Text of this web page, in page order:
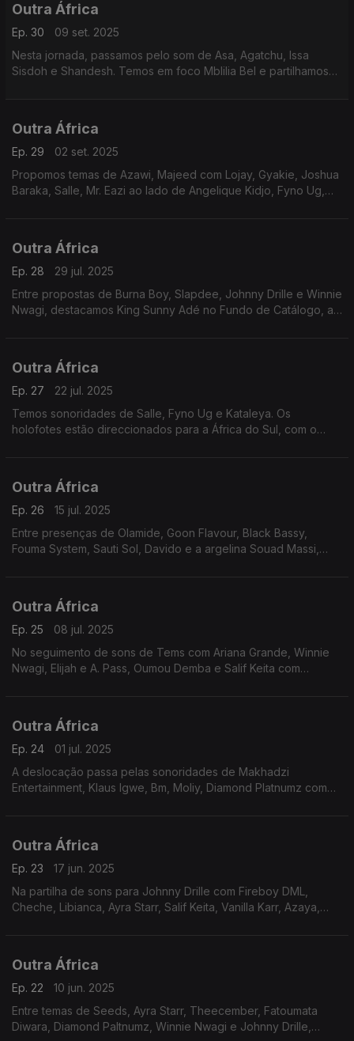
Outra África
Ep. 30
09 set. 2025
Nesta jornada, passamos pelo som de Asa, Agatchu, Issa
Sisdoh e Shandesh. Temos em foco Mblilia Bel e partilhamos
Outra África
Ep. 29
02 set. 2025
Propomos temas de Azawi, Majeed com Lojay, Gyakie, Joshua
Baraka, Salle, Mr. Eazi ao lado de Angelique Kidjo, Fyno Ug,
Outra África
Ep. 28
29 jul. 2025
Entre propostas de Burna Boy, Slapdee, Johnny Drille e Winnie
Nwagi, destacamos King Sunny Adé no Fundo de Catálogo, a
Outra África
Ep. 27
22 jul. 2025
Temos sonoridades de Salle, Fyno Ug e Kataleya. Os
holofotes estão direccionados para a África do Sul, com o
Outra África
Ep. 26
15 jul. 2025
Entre presenças de Olamide, Goon Flavour, Black Bassy,
Fouma System, Sauti Sol, Davido e a argelina Souad Massi,
Outra África
Ep. 25
08 jul. 2025
No seguimento de sons de Tems com Ariana Grande, Winnie
Nwagi, Elijah e A. Pass, Oumou Demba e Salif Keita com
Outra África
Ep. 24
01 jul. 2025
A deslocação passa pelas sonoridades de Makhadzi
Entertainment, Klaus Igwe, Bm, Moliy, Diamond Platnumz com
Outra África
Ep. 23
17 jun. 2025
Na partilha de sons para Johnny Drille com Fireboy DML,
Cheche, Libianca, Ayra Starr, Salif Keita, Vanilla Karr, Azaya,
Outra África
Ep. 22
10 jun. 2025
Entre temas de Seeds, Ayra Starr, Theecember, Fatoumata
Diwara, Diamond Paltnumz, Winnie Nwagi e Johnny Drille,